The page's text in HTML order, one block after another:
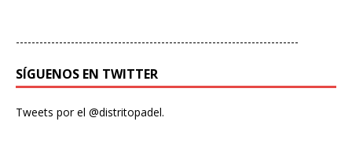
------------------------------------------------------------------------
SÍGUENOS EN TWITTER
Tweets por el @distritopadel.